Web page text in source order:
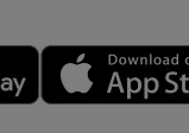
Play market